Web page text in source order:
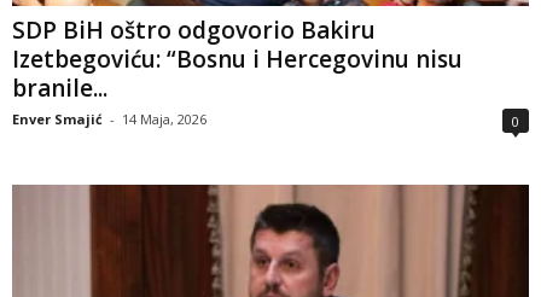
SDP BiH oštro odgovorio Bakiru
Izetbegoviću: “Bosnu i Hercegovinu nisu
branile...
Enver Smajić - 14 Maja, 2026 0